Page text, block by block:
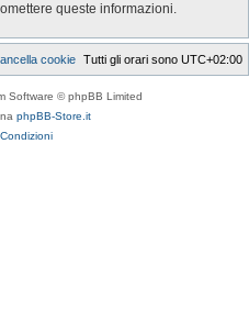
queste informazioni.
Tutti gli orari sono UTC+02:00
cookie
Software © phpBB Limited
phpBB-Store.it
Condizioni